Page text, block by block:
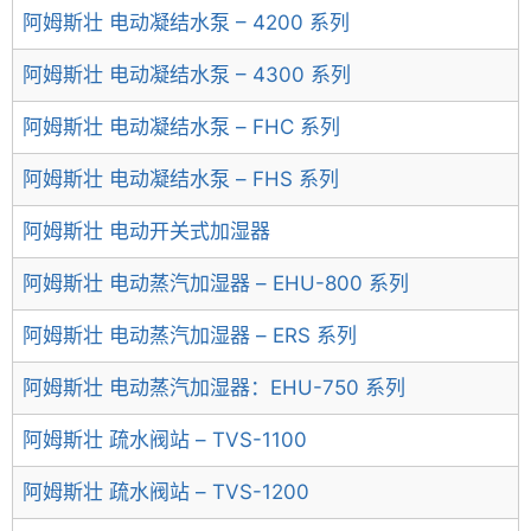
阿姆斯壮 电动凝结水泵 – 4200 系列
阿姆斯壮 电动凝结水泵 – 4300 系列
阿姆斯壮 电动凝结水泵 – FHC 系列
阿姆斯壮 电动凝结水泵 – FHS 系列
阿姆斯壮 电动开关式加湿器
阿姆斯壮 电动蒸汽加湿器 – EHU-800 系列
阿姆斯壮 电动蒸汽加湿器 – ERS 系列
阿姆斯壮 电动蒸汽加湿器：EHU-750 系列
阿姆斯壮 疏水阀站 – TVS-1100
阿姆斯壮 疏水阀站 – TVS-1200